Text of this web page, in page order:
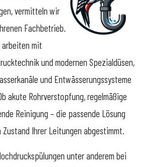
vermitteln wir
Fachbetrieb.
mit
und modernen Spezialdüsen,
und Entwässerungssysteme
akute Rohrverstopfung, regelmäßige
Reinigung – die passende Lösung
Ihrer Leitungen abgestimmt.
unter anderem bei